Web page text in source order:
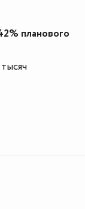
планового